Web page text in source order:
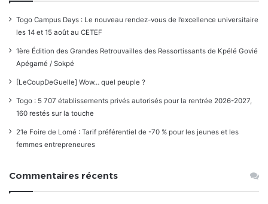
Togo Campus Days : Le nouveau rendez-vous de l’excellence universitaire
les 14 et 15 août au CETEF
1ère Édition des Grandes Retrouvailles des Ressortissants de Kpélé Govié
Apégamé / Sokpé
[LeCoupDeGuelle] Wow… quel peuple ?
Togo : 5 707 établissements privés autorisés pour la rentrée 2026-2027,
160 restés sur la touche
21e Foire de Lomé : Tarif préférentiel de -70 % pour les jeunes et les
femmes entrepreneures
Commentaires récents